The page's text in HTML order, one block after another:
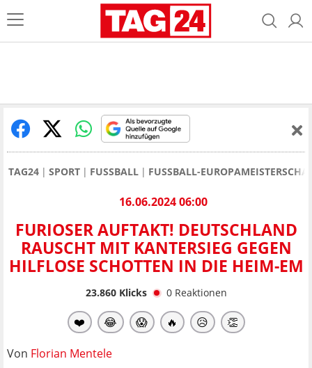
TAG24 SPORT FUSSBALL FUSSBALL-
16.06.2024 06:00
FURIOSER AUFTAKT! DEUTSCHLAND
RAUSCHT MIT KANTERSIEG GEGEN
HILFLOSE SCHOTTEN IN DIE HEIM-EM
23.860Klicks 0 Reaktionen
❤️ 😂 😱 🔥 😥 👏
Von Florian Mentele